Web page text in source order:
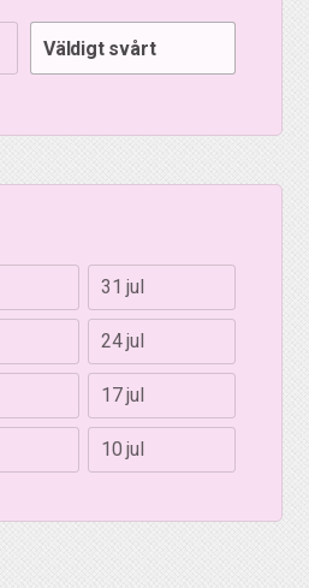
Väldigt svårt
31 jul
24 jul
17 jul
10 jul